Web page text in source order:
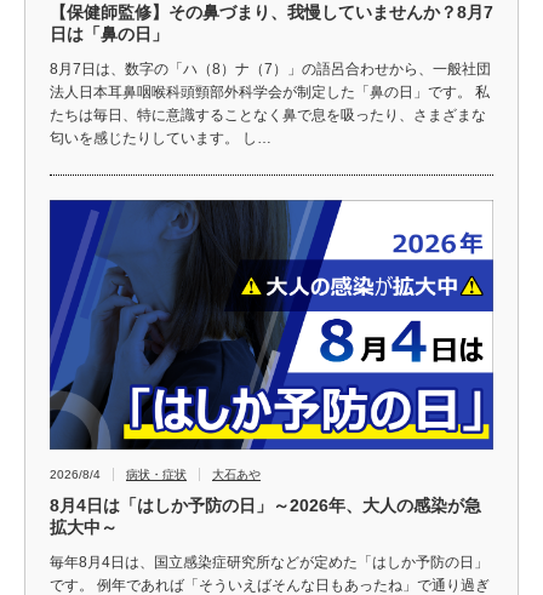
【保健師監修】その鼻づまり、我慢していませんか？8月7
日は「鼻の日」
8月7日は、数字の「ハ（8）ナ（7）」の語呂合わせから、一般社団
法人日本耳鼻咽喉科頭頸部外科学会が制定した「鼻の日」です。 私
たちは毎日、特に意識することなく鼻で息を吸ったり、さまざまな
匂いを感じたりしています。 し…
2026/8/4 病状・症状 大石あや
8月4日は「はしか予防の日」～2026年、大人の感染が急
拡大中～
毎年8月4日は、国立感染症研究所などが定めた「はしか予防の日」
です。 例年であれば「そういえばそんな日もあったね」で通り過ぎ